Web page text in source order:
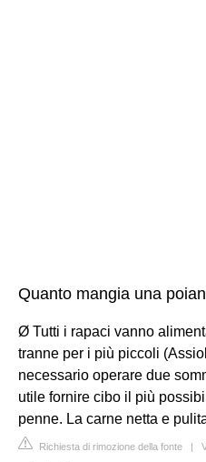
Quanto mangia una
Ø Tutti i rapaci vanno
tranne per i più piccoli
necessario operare due
utile fornire cibo il più
penne. La carne netta e
Richiesta di rimozione della fonte |